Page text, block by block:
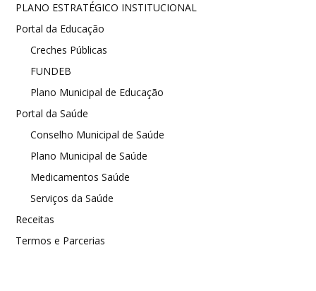
PLANO ESTRATÉGICO INSTITUCIONAL
Portal da Educação
Creches Públicas
FUNDEB
Plano Municipal de Educação
Portal da Saúde
Conselho Municipal de Saúde
Plano Municipal de Saúde
Medicamentos Saúde
Serviços da Saúde
Receitas
Termos e Parcerias